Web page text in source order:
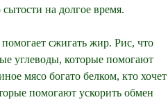
на долгое время.
сжигать жир. Рис, что
углеводы, которые помогают
мясо богато белком, кто хочет
помогают ускорить обмен